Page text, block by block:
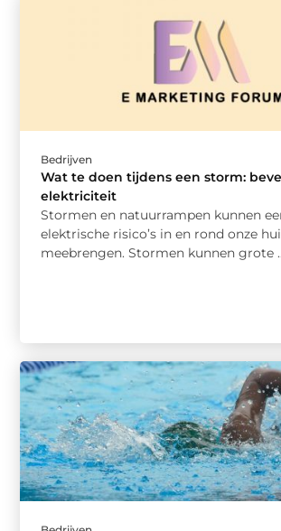
Bedrijven
Wat te doen tijdens een storm:
elektriciteit
Stormen en natuurrampen kunnen
elektrische risico’s in en rond onze
meebrengen. Stormen kunnen grote